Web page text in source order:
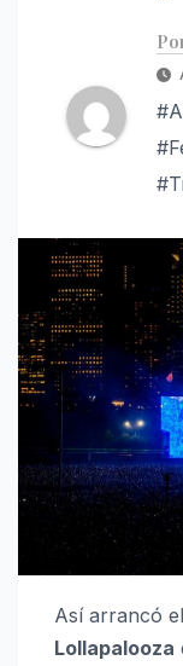
Así arrancó
Lollapalooza